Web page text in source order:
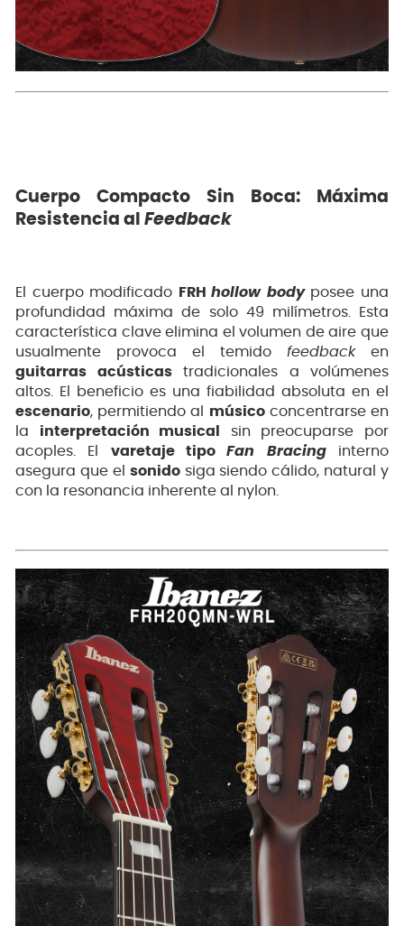
Cuerpo Compacto Sin Boca: Máxima
Resistencia al Feedback
El cuerpo modificado FRHhollow bodyposee una
profundidad máxima de solo 49 milímetros. Esta
característica clave elimina el volumen de aire que
usualmente provoca el temido feedbacken
guitarras acústicastradicionales a volúmenes
altos. El beneficio es una fiabilidad absoluta en el
escenario, permitiendo al músicoconcentrarse en
la interpretación musical
sin preocuparse por
acoples. El varetaje tipoFan Bracinginterno
asegura que el sonidosiga siendo cálido, natural y
con la resonancia inherente al nylon.